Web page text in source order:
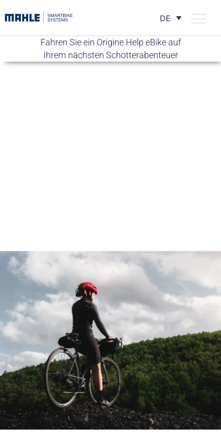
DE
Fahren Sie ein Origine Help eBike auf
Ihrem nächsten Schotterabenteuer